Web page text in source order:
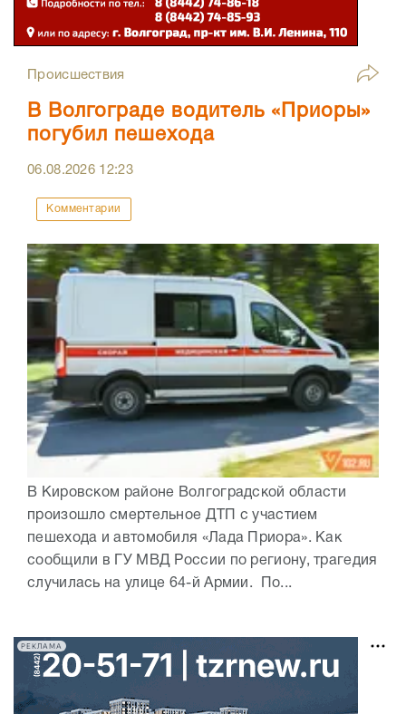
Происшествия
В Волгограде водитель «Приоры»
погубил пешехода
06.08.2026 12:23
Комментарии
В Кировском районе Волгоградской области
произошло смертельное ДТП с участием
пешехода и автомобиля «Лада Приора». Как
сообщили в ГУ МВД России по региону, трагедия
случилась на улице 64-й Армии. По...
РЕКЛАМА